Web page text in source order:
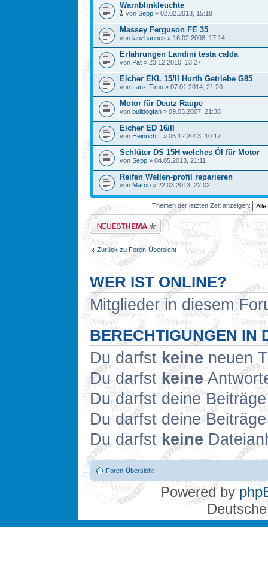
Warnblinkleuchte
von Sepp » 02.02.2013, 15:18
Massey Ferguson FE 35
von lanzhannes » 16.02.2008, 17:14
Erfahrungen Landini testa calda
von Pat » 23.12.2010, 13:27
Eicher EKL 15/II Hurth Getriebe G85
von Lanz-Timo » 07.01.2014, 21:20
Motor für Deutz Raupe
von bulldogfan » 09.03.2007, 21:38
Eicher ED 16/II
von Heinrich.L » 06.12.2013, 10:17
Schlüter DS 15H welches Öl für Motor
von Sepp » 04.05.2013, 21:11
Reifen Wellen-profil reparieren
von Marco » 22.03.2013, 22:02
Themen der letzten Zeit anzeigen:
Neues Thema erstellen
Zurück zu Foren-Übersicht
WER IST ONLINE?
Mitglieder in diesem
BERECHTIGUNGEN IN
Du darfst keine neuen
Du darfst keine
Du darfst deine
Du darfst deine
Du darfst keine
Foren-Übersicht
Powered by